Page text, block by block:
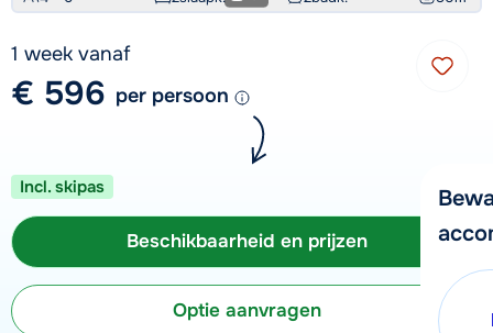
1 week vanaf
€ 596 per persoon
Incl. skipas
Beschikbaarheid en prijzen
Optie aanvragen